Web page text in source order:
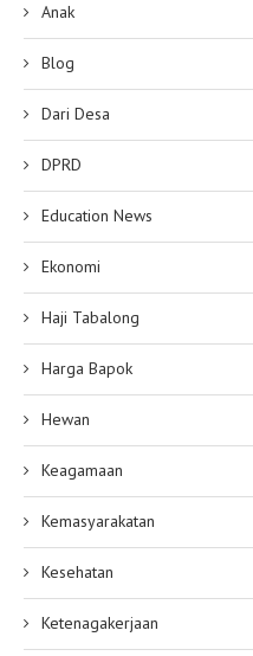
Anak
Blog
Dari Desa
DPRD
Education News
Ekonomi
Haji Tabalong
Harga Bapok
Hewan
Keagamaan
Kemasyarakatan
Kesehatan
Ketenagakerjaan